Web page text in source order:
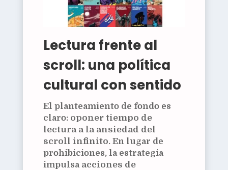
Lectura frente al
scroll: una política
cultural con sentido
El planteamiento de fondo es
claro: oponer tiempo de
lectura a la ansiedad del
scroll infinito. En lugar de
prohibiciones, la estrategia
impulsa acciones de